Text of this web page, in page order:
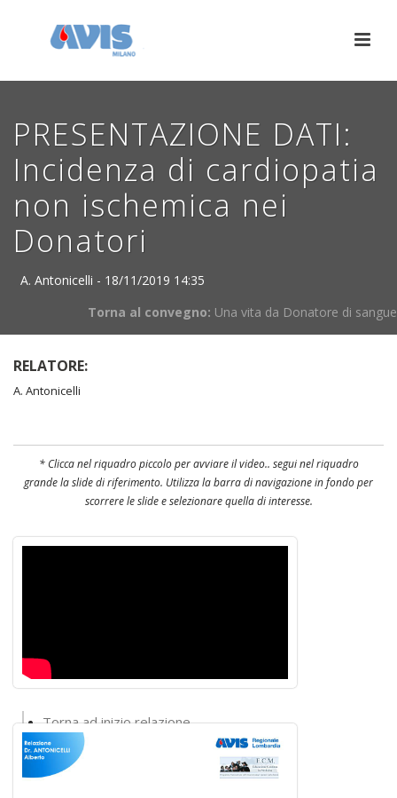
PRESENTAZIONE DATI:
Incidenza di cardiopatia
non ischemica nei
Donatori
A. Antonicelli - 18/11/2019 14:35
Torna al convegno: Una vita da Donatore di sangue
RELATORE:
A. Antonicelli
* Clicca nel riquadro piccolo per avviare il video.. segui nel riquadro
grande la slide di riferimento. Utilizza la barra di navigazione in fondo per
scorrere le slide e selezionare quella di interesse.
Torna ad inizio relazione
Torna alla lista interventi
Torna al convegno